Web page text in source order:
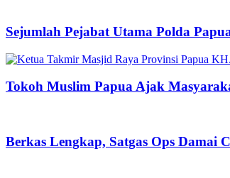
Sejumlah Pejabat Utama Polda
Tokoh Muslim Papua Ajak
Berkas Lengkap, Satgas Ops Damai